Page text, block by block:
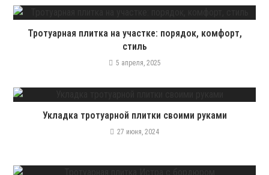
и
е
Тротуарная плитка на участке: порядок, комфорт,
стиль
5 апреля, 2025
Укладка тротуарной плитки своими руками
27 июня, 2024